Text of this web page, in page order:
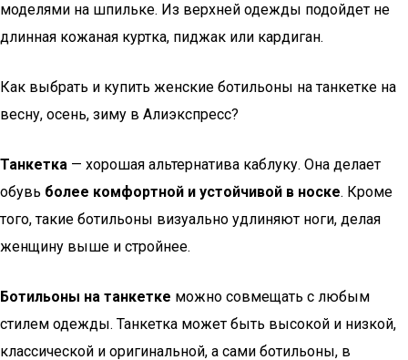
моделями на шпильке. Из верхней одежды подойдет не
длинная кожаная куртка, пиджак или кардиган.
Как выбрать и купить женские ботильоны на танкетке на
весну, осень, зиму в Алиэкспресс?
Танкетка — хорошая альтернатива каблуку. Она делает
обувь более комфортной и устойчивой в носке. Кроме
того, такие ботильоны визуально удлиняют ноги, делая
женщину выше и стройнее.
Ботильоны на танкетке можно совмещать с любым
стилем одежды. Танкетка может быть высокой и низкой,
классической и оригинальной, а сами ботильоны, в